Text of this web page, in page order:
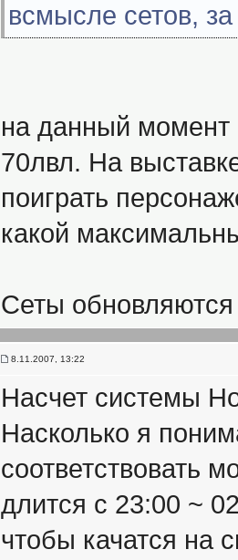
всмысле сетов,
на данный момент
70лвл. На
поиграть
какой
Сеты
8.11.2007, 13:22
Насчет системы
Насколько я
соответствовать
длится с 23:00 ~
чтобы качатся на